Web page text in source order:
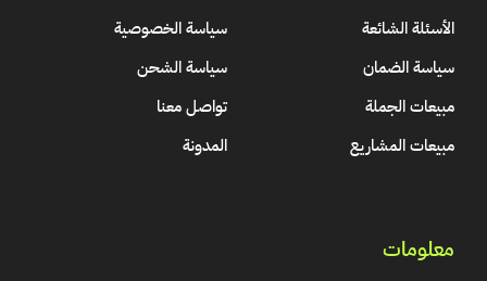
الأسئلة الشائعة
سياسة الضمان
مبيعات الجملة
مبيعات المشاريع
سياسة الخصوصية
سياسة الشحن
تواصل معنا
المدونة
معلومات